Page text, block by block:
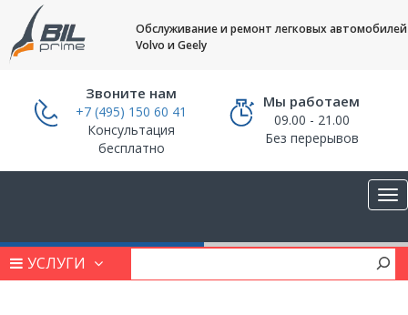
Обслуживание и ремонт легковых автомобилей
Volvo и Geely
Звоните нам
+7 (495) 150 60 41
Консультация
бесплатно
Мы работаем
09.00 - 21.00
Без перерывов
УСЛУГИ